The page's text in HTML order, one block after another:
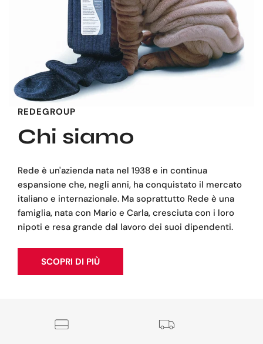
REDEGROUP
Chi siamo
Rede è un'azienda nata nel 1938 e in continua
espansione che, negli anni, ha conquistato il mercato
italiano e internazionale. Ma soprattutto Rede è una
famiglia, nata con Mario e Carla, cresciuta con i loro
nipoti e resa grande dal lavoro dei suoi dipendenti.
SCOPRI DI PIÙ